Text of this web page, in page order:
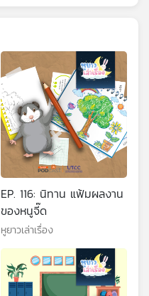
EP. 116: นิทาน แฟ้มผลงาน
ของหนูจี๊ด
หูยาวเล่าเรื่อง